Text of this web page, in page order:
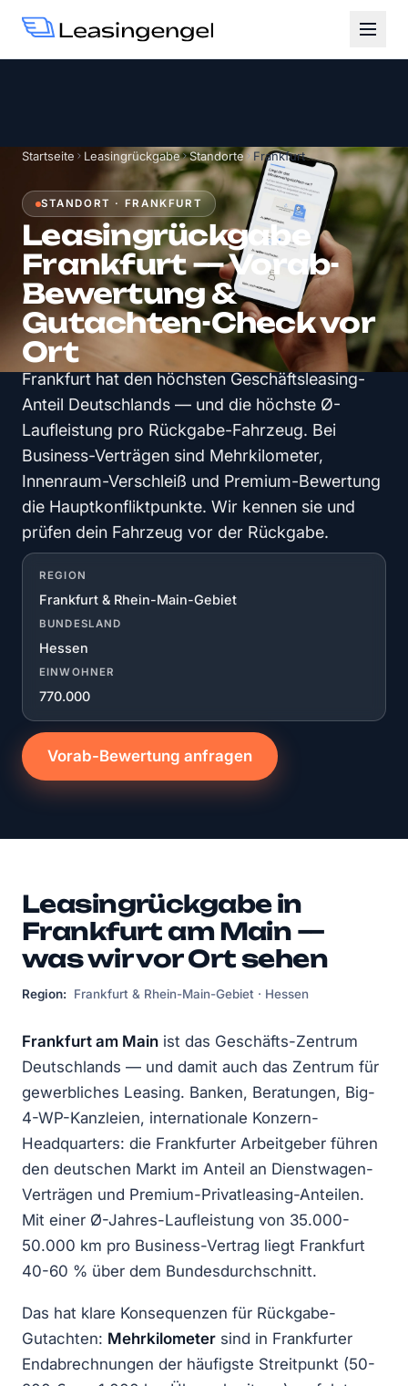
Startseite Leasingrückgabe Standorte Frankfurt
STANDORT · FRANKFURT
Leasingrückgabe
Frankfurt — Vorab-
Bewertung &
Gutachten-Check vor
Ort
Frankfurt hat den höchsten Geschäftsleasing-
Anteil Deutschlands — und die höchste Ø-
Laufleistung pro Rückgabe-Fahrzeug. Bei
Business-Verträgen sind Mehrkilometer,
Innenraum-Verschleiß und Premium-Bewertung
die Hauptkonfliktpunkte. Wir kennen sie und
prüfen dein Fahrzeug vor der Rückgabe.
REGION
Frankfurt & Rhein-Main-Gebiet
BUNDESLAND
Hessen
EINWOHNER
770.000
Vorab-Bewertung anfragen
Leasingrückgabe in
Frankfurt am Main —
was wir vor Ort sehen
Region: Frankfurt & Rhein-Main-Gebiet · Hessen
Frankfurt am Main ist das Geschäfts-Zentrum
Deutschlands — und damit auch das Zentrum für
gewerbliches Leasing. Banken, Beratungen, Big-
4-WP-Kanzleien, internationale Konzern-
Headquarters: die Frankfurter Arbeitgeber führen
den deutschen Markt im Anteil an Dienstwagen-
Verträgen und Premium-Privatleasing-Anteilen.
Mit einer Ø-Jahres-Laufleistung von 35.000-
50.000 km pro Business-Vertrag liegt Frankfurt
40-60 % über dem Bundesdurchschnitt.
Das hat klare Konsequenzen für Rückgabe-
Gutachten: Mehrkilometer sind in Frankfurter
Endabrechnungen der häufigste Streitpunkt (50-